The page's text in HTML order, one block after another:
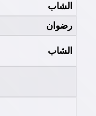
الشاب
رضوان
الشاب